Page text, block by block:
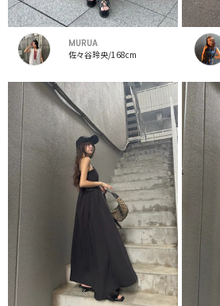
MURUA
佐々谷玲央/168cm